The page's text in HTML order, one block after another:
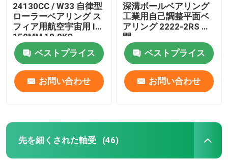
24130CC / W33 自律型
ローラーベアリング ス
フィア用航空宇宙用 ID
150MM 19.0KG
ベストプライス
お問い合わせ
深溝ボールベアリング
工業用自己調整平面ベ
アリング 2222-2RS 密
閉
ベストプライス
お問い合わせ
先を細くされた軸受 (46)